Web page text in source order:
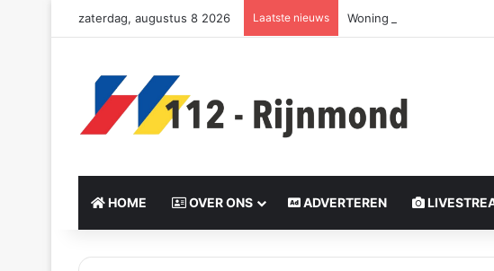
zaterdag, augustus 8 2026 Laatste nieuws Woning volledig
HOME OVER ONS ADVERTEREN